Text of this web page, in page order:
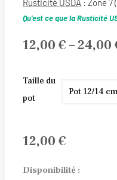
Rusticité USDA: Zone 7
Qu’est ce que la Rusticité
12,00 € –24,00
Plage
prix :
à
24,00 €
Taille du
pot
12,00 €
Disponibilité :
quantité
de
microglossus
Alternative: